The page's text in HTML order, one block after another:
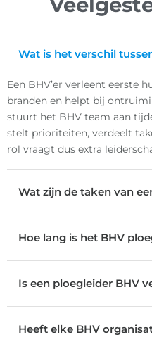
Wat is het verschil
Een BHV’er verleent eerste
branden en helpt bij
stuurt het BHV team aan
stelt prioriteiten, verdeelt
rol vraagt dus extra
Wat zijn de taken van
Hoe lang is het BHV
Is een ploegleider BHV
Heeft elke BHV